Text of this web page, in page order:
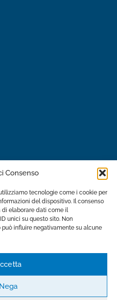
Consenso
tecnologie come i cookie per
del dispositivo. Il consenso
elaborare dati come il
unici su questo sito. Non
influire negativamente su alcune
Nega
8, 54033 Carrara MS